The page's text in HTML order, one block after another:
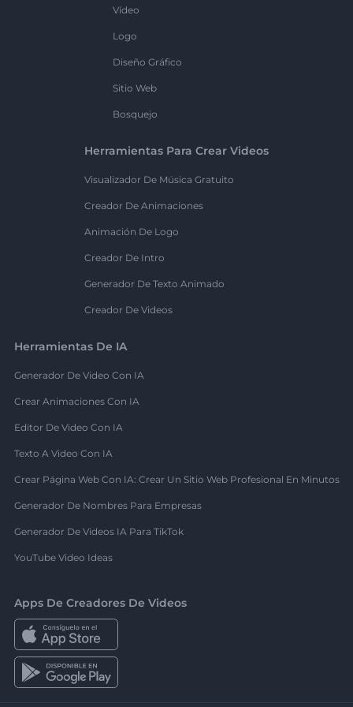
Vídeo
Logo
Diseño Gráfico
Sitio Web
Bosquejo
Herramientas Para Crear Videos
Visualizador De Música Gratuito
Creador De Animaciones
Animación De Logo
Creador De Intro
Generador De Texto Animado
Creador De Videos
Herramientas De IA
Generador De Video Con IA
Crear Animaciones Con IA
Editor De Video Con IA
Texto A Video Con IA
Crear Página Web Con IA: Crear Un Sitio Web Profesional En Minutos
Generador De Nombres Para Empresas
Generador De Videos IA Para TikTok
YouTube Video Ideas
Apps De Creadores De Videos